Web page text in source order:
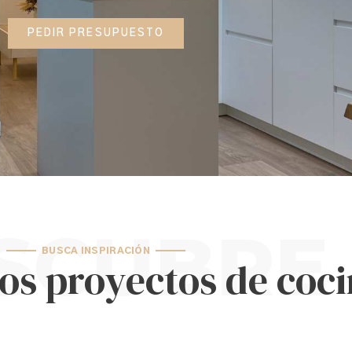
PEDIR PRESUPUESTO
BUSCA INSPIRACIÓN
proyectos de